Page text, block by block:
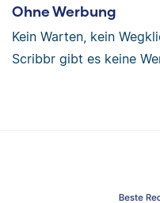
Ohne Werbung
Kein Warten, kein
Scribbr gibt es keine